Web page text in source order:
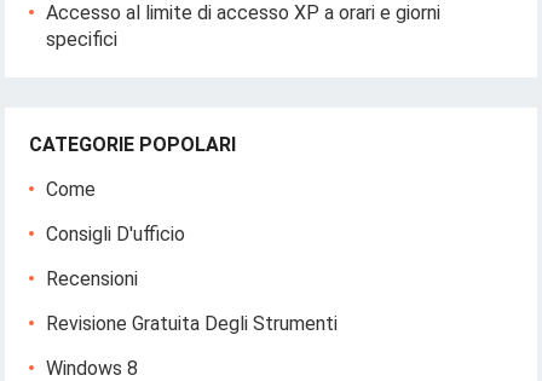
Accesso al limite di accesso XP a orari e giorni
specifici
CATEGORIE POPOLARI
Come
Consigli D'ufficio
Recensioni
Revisione Gratuita Degli Strumenti
Windows 8